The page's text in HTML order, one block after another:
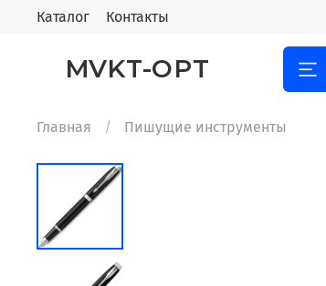
Каталог Контакты
MVKT-OPT
Главная Пишущие инструменты